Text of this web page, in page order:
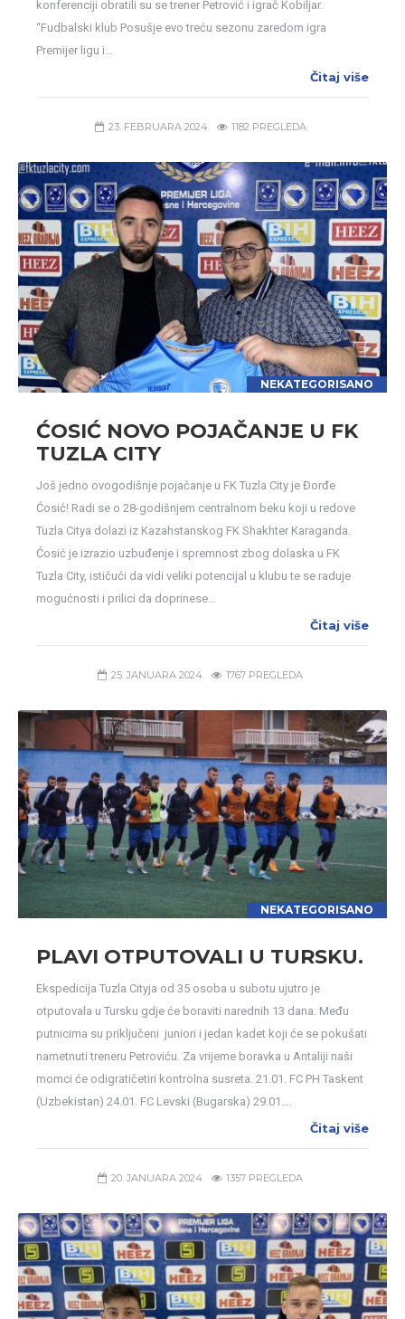
konferenciji obratili su se trener Petrović i igrač Kobiljar.
“Fudbalski klub Posušje evo treću sezonu zaredom igra
Premijer ligu i…
Čitaj više
23. FEBRUARA 2024. 1182 PREGLEDA
NEKATEGORISANO
ĆOSIĆ NOVO POJAČANJE U FK
TUZLA CITY
Još jedno ovogodišnje pojačanje u FK Tuzla City je Đorđe
Ćosić! Radi se o 28-godišnjem centralnom beku koji u redove
Tuzla Citya dolazi iz Kazahstanskog FK Shakhter Karaganda.
Ćosić je izrazio uzbuđenje i spremnost zbog dolaska u FK
Tuzla City, ističući da vidi veliki potencijal u klubu te se raduje
mogućnosti i prilici da doprinese…
Čitaj više
25. JANUARA 2024. 1767 PREGLEDA
NEKATEGORISANO
PLAVI OTPUTOVALI U TURSKU.
Ekspedicija Tuzla Cityja od 35 osoba u subotu ujutro je
otputovala u Tursku gdje će boraviti narednih 13 dana. Među
putnicima su priključeni juniori i jedan kadet koji će se pokušati
nametnuti treneru Petroviću. Za vrijeme boravka u Antaliji naši
momci će odigratičetiri kontrolna susreta. 21.01. FC PH Taskent
(Uzbekistan) 24.01. FC Levski (Bugarska) 29.01….
Čitaj više
20. JANUARA 2024. 1357 PREGLEDA